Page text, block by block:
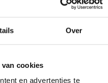
cookies
en advertenties te
Ook delen we
onze site met onze